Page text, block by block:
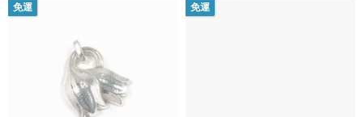
免運 免運